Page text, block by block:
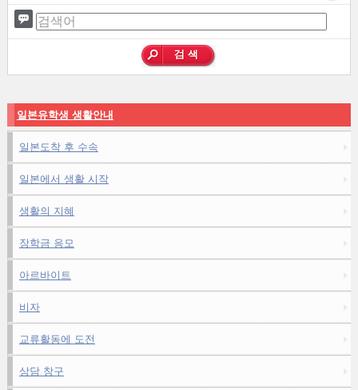
일본유학생 생활안내
일본도착 후 수속
일본에서 생활 시작
생활의 지혜
장학금 응모
아르바이트
비자
교류활동에 도전
상담 창구